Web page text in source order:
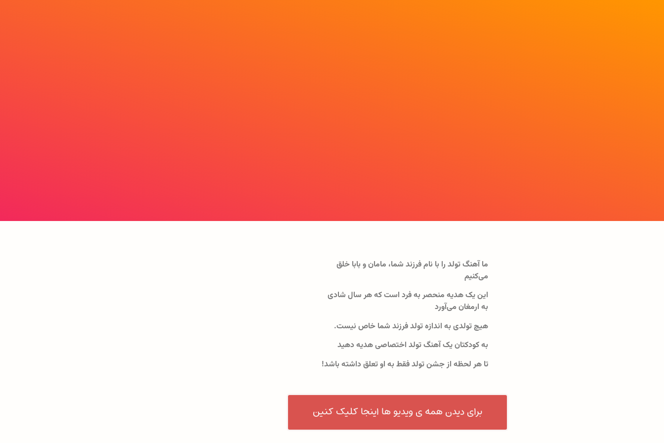
ما آهنگ تولد را با نام فرزند شما، مامان و بابا خلق
می‌کنیم
این یک هدیه منحصر به فرد است که هر سال شادی
به ارمغان می‌آورد
هیچ تولدی به اندازه تولد فرزند شما خاص نیست.
به کودکتان یک آهنگ تولد اختصاصی هدیه دهید
تا هر لحظه از جشن تولد فقط به او تعلق داشته باشد!
برای دیدن همه ی ویدیو ها اینجا کلیک کنین